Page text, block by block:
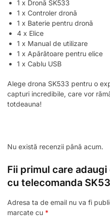
1 x Dronă SK533
1 x Controler dronă
1 x Baterie pentru dronă
4 x Elice
1 x Manual de utilizare
1 x Apărătoare pentru elice
1 x Cablu USB
Alege drona SK533 pentru o
capturi incredibile, care vor
totdeauna!
Nu există recenzii până acum.
Fii primul care adaugi
cu telecomanda
Adresa ta de email nu va fi
marcate cu *